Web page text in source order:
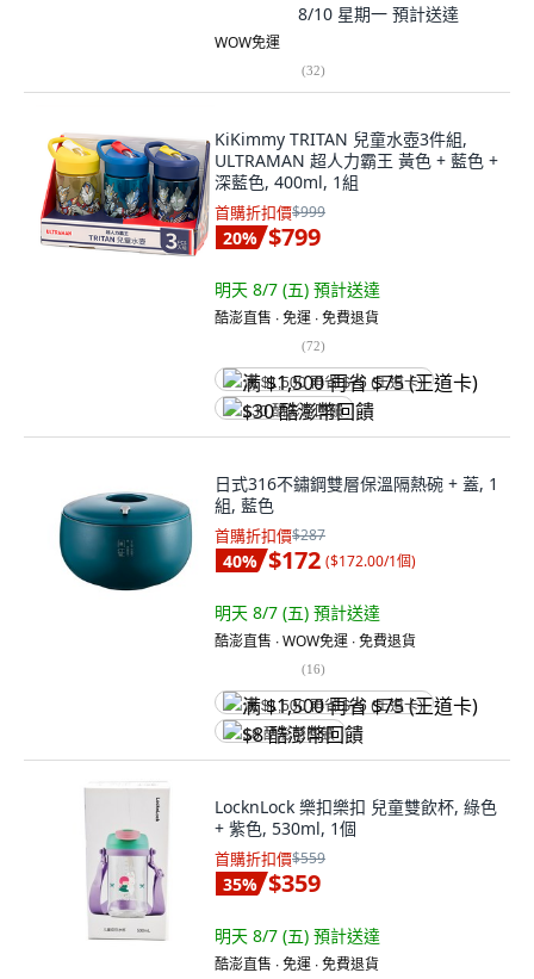
8/10 星期一 預計送達
WOW免運
(32)
KiKimmy TRITAN 兒童水壺3件組,
ULTRAMAN 超人力霸王 黃色 + 藍色 +
深藍色, 400ml, 1組
首購折扣價$999
20% $799
明天 8/7 (五) 預計送達
酷澎直售 ∙ 免運 ∙ 免費退貨
(72)
满 $1,500 再省 $75 (王道卡)
$30 酷澎幣回饋
日式316不鏽鋼雙層保溫隔熱碗 + 蓋, 1
組, 藍色
首購折扣價$287
40% $172 ($172.00/1個)
明天 8/7 (五) 預計送達
酷澎直售 ∙ WOW免運 ∙ 免費退貨
(16)
满 $1,500 再省 $75 (王道卡)
$8 酷澎幣回饋
LocknLock 樂扣樂扣 兒童雙飲杯, 綠色
+ 紫色, 530ml, 1個
首購折扣價$559
35% $359
明天 8/7 (五) 預計送達
酷澎直售 ∙ 免運 ∙ 免費退貨